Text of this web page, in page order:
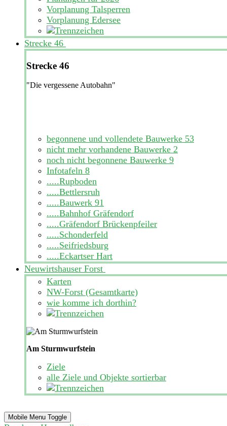
Vorplanung Talsperren
Vorplanung Edersee
Strecke 46
Strecke 46
"Die vergessene Autobahn"
begonnene und vollendete Bauwerke 53
nicht mehr vorhandene Bauwerke 2
noch nicht begonnene Bauwerke 9
Infotafeln 8
.....Rupboden
.....Bettlersruh
.....Bauwerk 91
.....Bahnhof Gräfendorf
.....Gräfendorf Brückenpfeiler
.....Schonderfeld
.....Seifriedsburg
.....Eckartser Hart
Neuwirtshauser Forst
Karten
NW-Forst (Gesamtkarte)
wie komme ich dorthin?
Am Sturmwurfstein
Ziele
alle Ziele und Objekte sortierbar
Mobile Menu Toggle